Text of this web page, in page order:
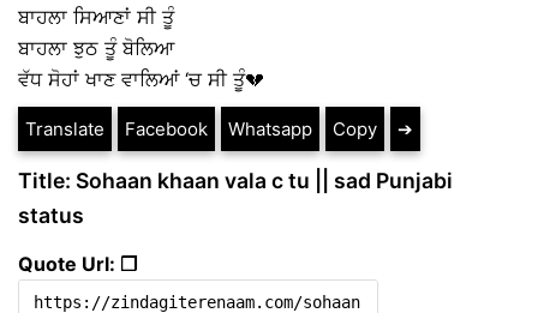
ਬਾਹਲਾ ਸਿਆਣਾਂ ਸੀ ਤੂੰ
ਬਾਹਲਾ ਝੁਠ ਤੂੰ ਬੋਲਿਆ
ਵੱਧ ਸੋਹਾਂ ਖਾਣ ਵਾਲਿਆਂ ‘ਚ ਸੀ ਤੂੰ💔
Translate Facebook Whatsapp Copy ➔
Title: Sohaan khaan vala c tu || sad Punjabi
status
Quote Url: ❐